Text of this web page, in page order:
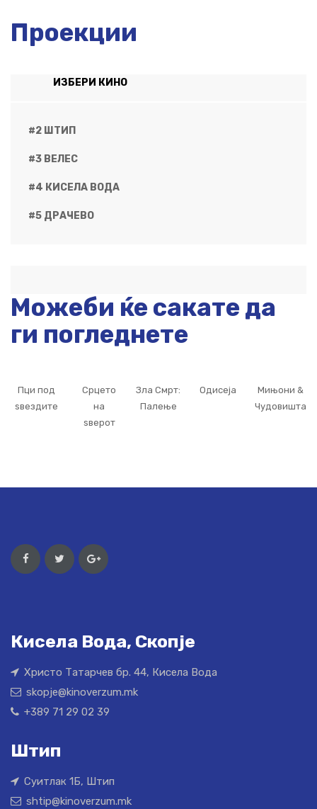
Проекции
ИЗБЕРИ КИНО
#2 ШТИП
#3 ВЕЛЕС
#4 КИСЕЛА ВОДА
#5 ДРАЧЕВО
Можеби ќе сакате да
ги погледнете
Пци под
ѕвездите
Срцето
на
ѕверот
Зла Смрт:
Палење
Одисеја
Мињони &
Чудовишта
Кисела Вода, Скопје
Христо Татарчев бр. 44, Кисела Вода
skopje@kinoverzum.mk
+389 71 29 02 39
Штип
Суитлак 1Б, Штип
shtip@kinoverzum.mk